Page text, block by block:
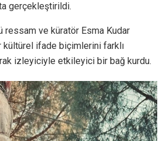
gerçekleştirildi.
ressam ve küratör Esma Kudar
kültürel ifade biçimlerini farklı
izleyiciyle etkileyici bir bağ kurdu.